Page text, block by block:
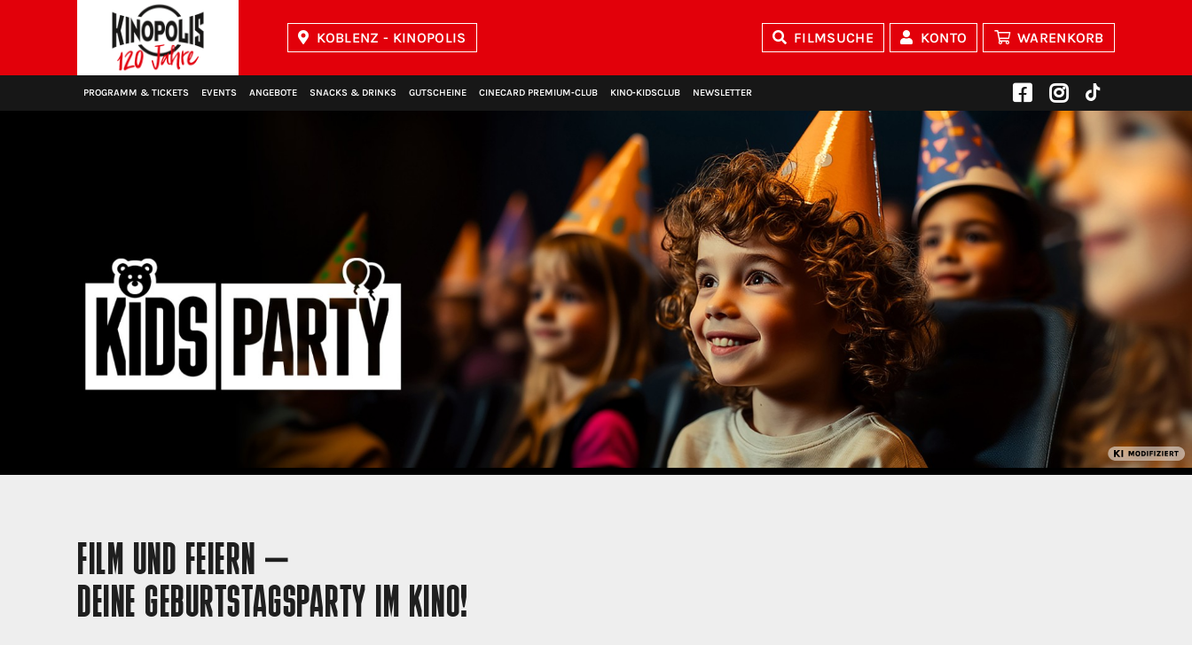
KOBLENZ - KINOPOLIS FILMSUCHE KONTO WARENKORB
PROGRAMM & TICKETS EVENTS ANGEBOTE SNACKS & DRINKS GUTSCHEINE CINECARD PREMIUM‑CLUB KINO‑KIDSCLUB NEWSLETTER
FILM UND FEIERN –
DEINE GEBURTSTAGSPARTY IM KINO!